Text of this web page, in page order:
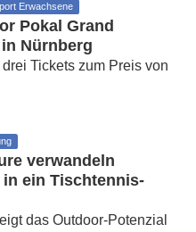
Erwachsene
Pokal Grand
Nürnberg
drei Tickets zum Preis von
verwandeln
in ein Tischtennis-
das Outdoor-Potenzial